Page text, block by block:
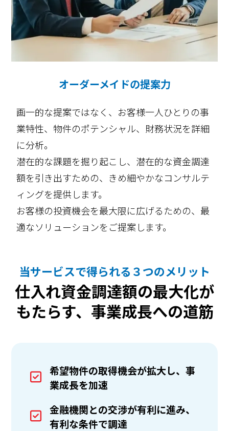
オーダーメイドの提案力
画一的な提案ではなく、お客様一人ひとりの事
業特性、物件のポテンシャル、財務状況を詳細
に分析。
潜在的な課題を掘り起こし、潜在的な資金調達
額を引き出すための、きめ細やかなコンサルテ
ィングを提供します。
お客様の投資機会を最大限に広げるための、最
適なソリューションをご提案します。
当サービスで得られる３つのメリット
仕入れ資金調達額の最大化が
もたらす、事業成長への道筋
希望物件の取得機会が拡大し、事
業成長を加速
金融機関との交渉が有利に進み、
有利な条件で調達